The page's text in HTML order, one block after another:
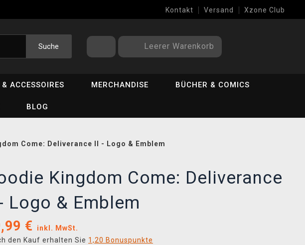
Kontakt Versand Xzone Club
Suche Leerer Warenkorb
ACCESSOIRES MERCHANDISE BÜCHER & COMICS
BLOG
Come: Deliverance II - Logo & Emblem
Kingdom Come: Deliverance
Logo & Emblem
€
inkl. MwSt.
den Kauf erhalten Sie 1,20 Bonuspunkte